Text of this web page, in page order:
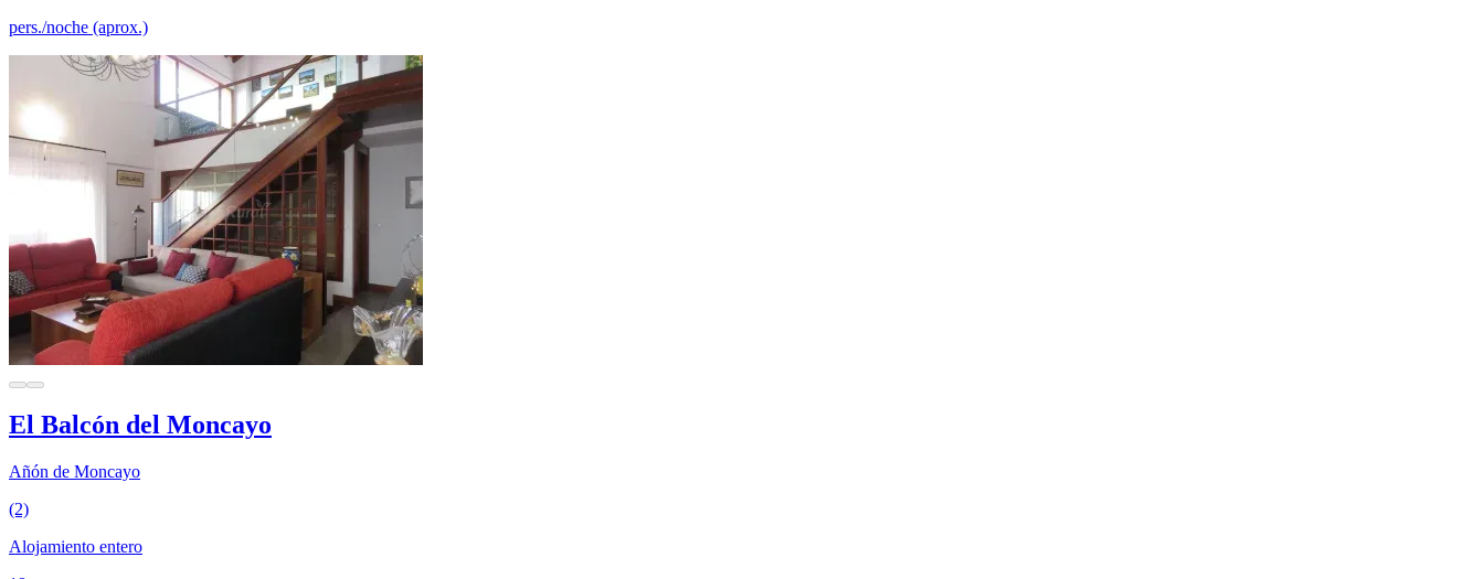
pers./noche (aprox.)
El Balcón del Moncayo
Añón de Moncayo
(2)
Alojamiento entero